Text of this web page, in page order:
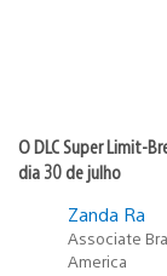
O DLC Super Limit-
dia 30 de julho
Zanda Ra
Associate
America